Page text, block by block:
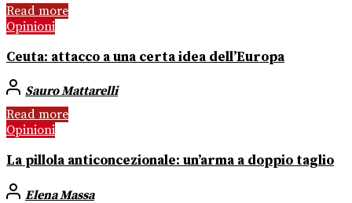
Read more
Opinioni
Ceuta: attacco a una certa idea dell’Europa
Sauro Mattarelli
Read more
Opinioni
La pillola anticoncezionale: un’arma a doppio taglio
Elena Massa